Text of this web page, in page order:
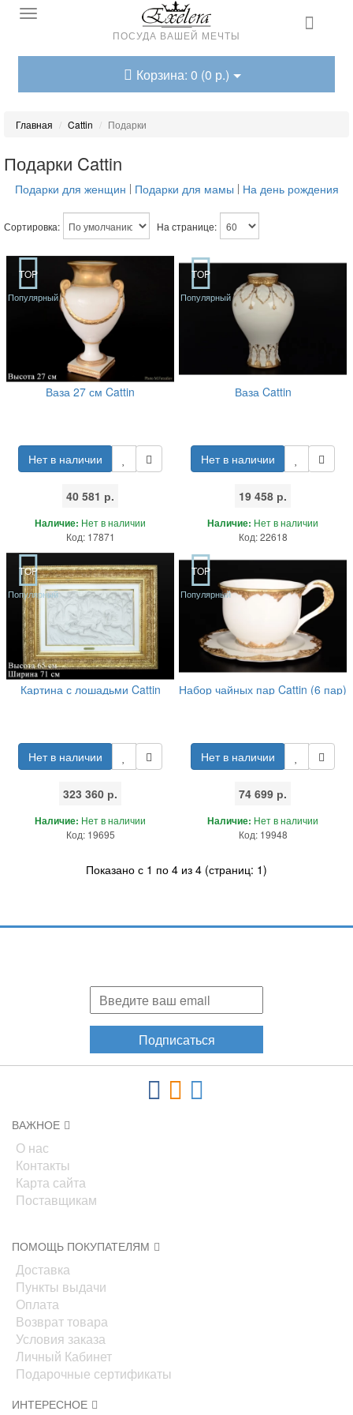
ПОСУДА ВАШЕЙ МЕЧТЫ
Корзина: 0 (0 р.)
Главная Cattin Подарки
Подарки Cattin
Подарки для женщин Подарки для мамы На день рождения
Сортировка: На странице:
TOP
Популярный
Ваза 27 см Cattin
Нет в наличии
40 581 р.
Наличие: Нет в наличии
Код: 17871
TOP
Популярный
Ваза Cattin
Нет в наличии
19 458 р.
Наличие: Нет в наличии
Код: 22618
TOP
Популярный
Картина с лошадьми Cattin
Нет в наличии
323 360 р.
Наличие: Нет в наличии
Код: 19695
TOP
Популярный
Набор чайных пар Cattin (6 пар)
Нет в наличии
74 699 р.
Наличие: Нет в наличии
Код: 19948
Показано с 1 по 4 из 4 (страниц: 1)
Подписаться
ВАЖНОЕ
О нас
Контакты
Карта сайта
Поставщикам
ПОМОЩЬ ПОКУПАТЕЛЯМ
Доставка
Пункты выдачи
Оплата
Возврат товара
Условия заказа
Личный Кабинет
Подарочные сертификаты
ИНТЕРЕСНОЕ